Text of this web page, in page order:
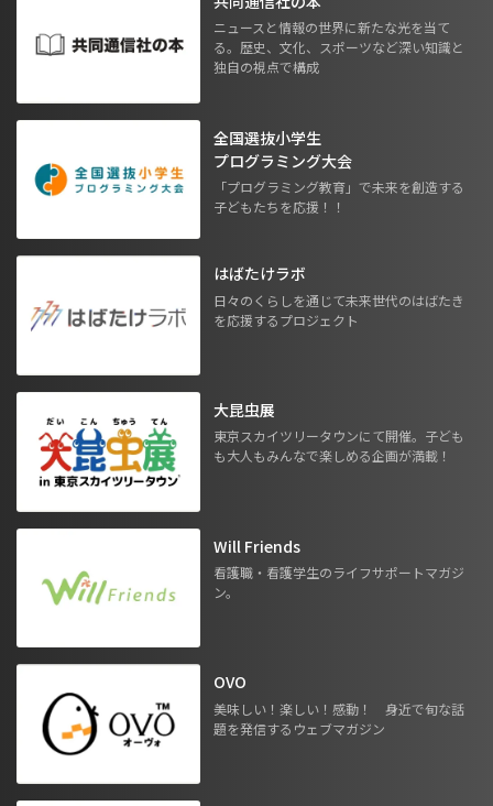
ニュースと情報の世界に新たな光を当て
る。歴史、文化、スポーツなど深い知識と
独自の視点で構成
全国選抜小学生
プログラミング大会
「プログラミング教育」で未来を創造する
子どもたちを応援！！
はばたけラボ
日々のくらしを通じて未来世代のはばたき
を応援するプロジェクト
大昆虫展
東京スカイツリータウンにて開催。子ども
も大人もみんなで楽しめる企画が満載！
Will Friends
看護職・看護学生のライフサポートマガジ
ン。
OVO
美味しい！楽しい！感動！ 身近で旬な話
題を発信するウェブマガジン